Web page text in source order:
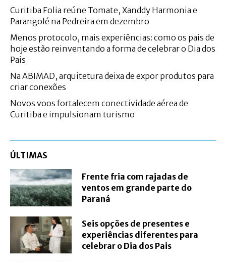
Curitiba Folia reúne Tomate, Xanddy Harmonia e
Parangolé na Pedreira em dezembro
Menos protocolo, mais experiências: como os pais de
hoje estão reinventando a forma de celebrar o Dia dos
Pais
Na ABIMAD, arquitetura deixa de expor produtos para
criar conexões
Novos voos fortalecem conectividade aérea de
Curitiba e impulsionam turismo
ÚLTIMAS
Frente fria com rajadas de
ventos em grande parte do
Paraná
Seis opções de presentes e
experiências diferentes para
celebrar o Dia dos Pais